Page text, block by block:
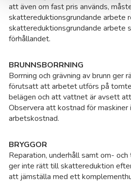
att även om fast pris används,
skattereduktionsgrundande arbete
skattereduktionsgrundande arbete
förhållandet.
BRUNNSBORRNING
Borrning och grävning av brunn ger
förutsatt att arbetet utförs på
belägen och att vattnet är avsett
Observera att kostnad för maskiner
arbetskostnad.
BRYGGOR
Reparation, underhåll samt om-
ger inte rätt till skattereduktion
att jämställa med ett